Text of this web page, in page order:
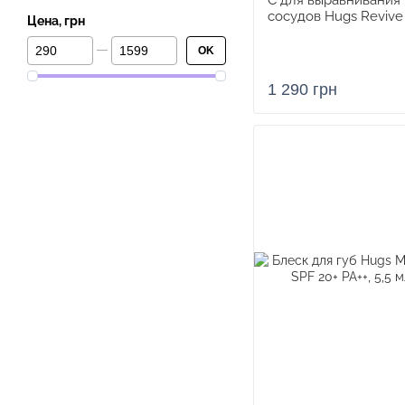
сосудов Hugs
1 290 грн
Цена, грн
От Цена, грн
До Цена, грн OK